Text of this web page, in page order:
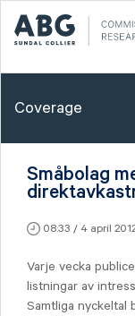
Coverage
Småbolag
08:33 / 4 april
Varje vecka
listningar av
Samtliga nyckeltal